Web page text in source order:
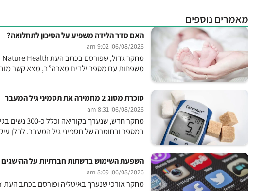
מאמרים נוספים
האם סדר הלידה משפיע על הסיכון לתחלואה?
06/08/2026
| 9:02 am
משפחות עם מספר ילדים מארה”ב, מצא קשר
סוכרת מסוג 2 מחמירה את תסמיני גיל המעבר
06/08/2026
| 8:31 am
במספר ובחומרה של תסמיני גיל המעבר. להלן
השפעת השימוש ברשתות חברתיות על
06/08/2026
| 8:09 am